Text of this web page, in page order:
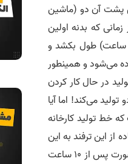
(ماشین شماره 2) و همینطور ماشین پشت آن دو (ماشین
که بدنه اولین
خودرو شروع به ساخته شدن ‌‌کند تا زمانی که همان خودرو کاملا آماده و تولید ‌‌شود، 10 واحد زمانی (مثلا 10 ساعت) طول بکشد و
مرحله باشد که هر مرحله 1 ساعت طول بکشد، خودروی بعدی در ساعت 11ام آماده می‌شود و همینطور
تولید در حال کار کردن
در هر ساعت یک خوردو تولید می‌کند! اما آیا
خط تولید کارخانه
این ترفند به این
صورت عمل کند که تا زمانی که یک خودرو کاملا ساخته نشده، اقدام به ساخت خودروی دیگری نکند؟ در این صورت پس از 10 ساعت